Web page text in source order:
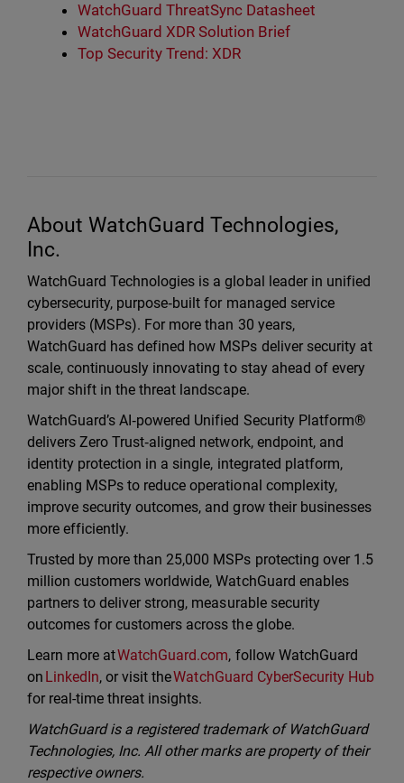
WatchGuard ThreatSync Datasheet
WatchGuard XDR Solution Brief
Top Security Trend: XDR
About WatchGuard Technologies,
Inc.
WatchGuard Technologies is a global leader in unified
cybersecurity, purpose‑built for managed service
providers (MSPs). For more than 30 years,
WatchGuard has defined how MSPs deliver security at
scale, continuously innovating to stay ahead of every
major shift in the threat landscape.
WatchGuard’s AI‑powered Unified Security Platform®
delivers Zero Trust‑aligned network, endpoint, and
identity protection in a single, integrated platform,
enabling MSPs to reduce operational complexity,
improve security outcomes, and grow their businesses
more efficiently.
Trusted by more than 25,000 MSPs protecting over 1.5
million customers worldwide, WatchGuard enables
partners to deliver strong, measurable security
outcomes for customers across the globe.
Learn more atWatchGuard.com, follow WatchGuard
on LinkedIn, or visit theWatchGuard CyberSecurity Hub
for real-time threat insights.
WatchGuard is a registered trademark of WatchGuard
Technologies, Inc. All other marks are property of their
respective owners.